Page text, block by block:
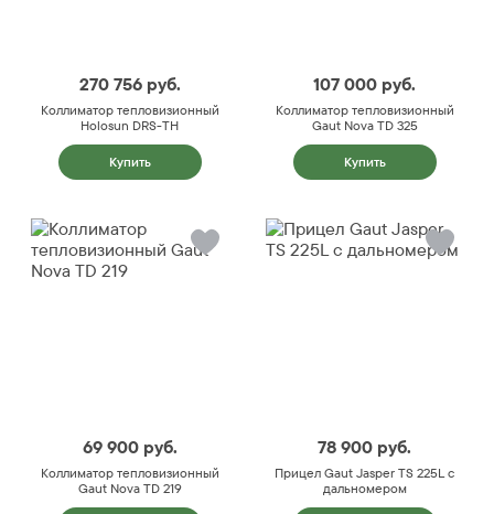
270 756 руб.
Коллиматор тепловизионный
Holosun DRS-TH
Купить
107 000 руб.
Коллиматор тепловизионный
Gaut Nova TD 325
Купить
69 900 руб.
Коллиматор тепловизионный
Gaut Nova TD 219
78 900 руб.
Прицел Gaut Jasper TS 225L с
дальномером